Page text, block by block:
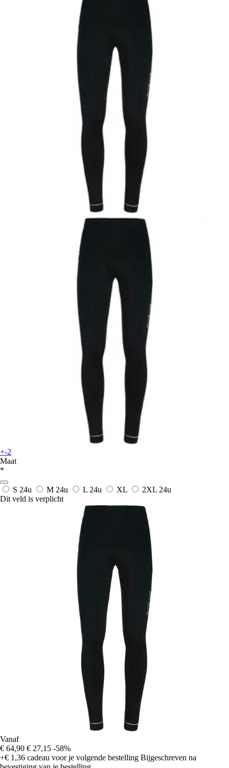
+-2
Maat
*
S 24u M 24u L 24u XL 2XL 24u
Dit veld is verplicht
Vanaf
€ 64,90 € 27,15 -58%
+€ 1,36 cadeau voor je volgende bestelling Bijgeschreven na